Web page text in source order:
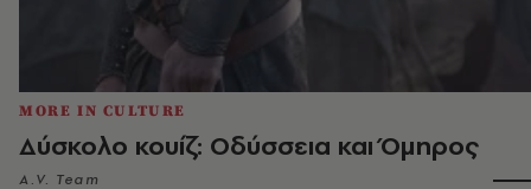
MORE IN CULTURE
Δύσκολο κουίζ: Οδύσσεια και Όμηρος
A.V. Team